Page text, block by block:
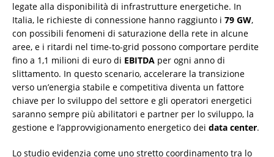
legate alla disponibilità di infrastrutture energetiche. In
Italia, le richieste di connessione hanno raggiunto i 79 GW,
con possibili fenomeni di saturazione della rete in alcune
aree, e i ritardi nel time-to-grid possono comportare perdite
fino a 1,1 milioni di euro di EBITDA per ogni anno di
slittamento. In questo scenario, accelerare la transizione
verso un’energia stabile e competitiva diventa un fattore
chiave per lo sviluppo del settore e gli operatori energetici
saranno sempre più abilitatori e partner per lo sviluppo, la
gestione e l’approvvigionamento energetico dei data center.
Lo studio evidenzia come uno stretto coordinamento tra lo